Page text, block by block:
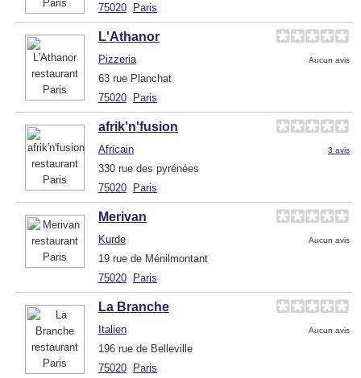
75020
Paris
L'Athanor
Pizzeria Aucun avis
63 rue Planchat
75020
Paris
afrik'n'fusion
Africain 3 avis
330 rue des pyrénées
75020
Paris
Merivan
Kurde Aucun avis
19 rue de Ménilmontant
75020
Paris
La Branche
Italien Aucun avis
196 rue de Belleville
75020
Paris